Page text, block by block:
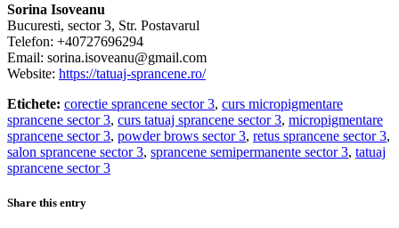
Sorina Isoveanu
Bucuresti, sector 3, Str. Postavarul
Telefon: +40727696294
Email: sorina.isoveanu@gmail.com
Website: https://tatuaj-sprancene.ro/
Etichete: corectie sprancene sector 3, curs micropigmentare
sprancene sector 3, curs tatuaj sprancene sector 3, micropigmentare
sprancene sector 3, powder brows sector 3, retus sprancene sector 3,
salon sprancene sector 3, sprancene semipermanente sector 3, tatuaj
sprancene sector 3
Share this entry